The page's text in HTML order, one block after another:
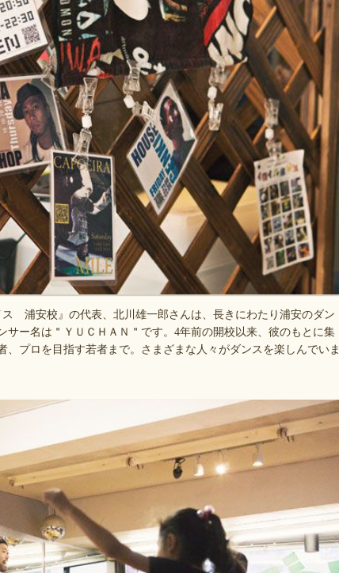
浦安校』の代表、北川雄一郎さんは、長きにわたり浦安のダン
サー名は＂ＹＵＣＨＡＮ＂です。4年前の開校以来、彼のもとに集
、プロを目指す若者まで。さまざまな人々がダンスを楽しんでいま